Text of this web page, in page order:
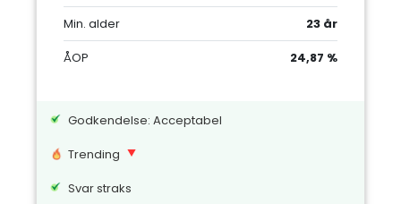
Min. alder
23 år
ÅOP
24,87 %
Godkendelse: Acceptabel
Trending
Svar straks